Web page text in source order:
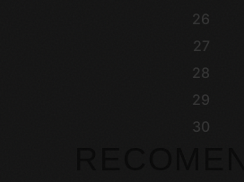
26
27
28
29
30